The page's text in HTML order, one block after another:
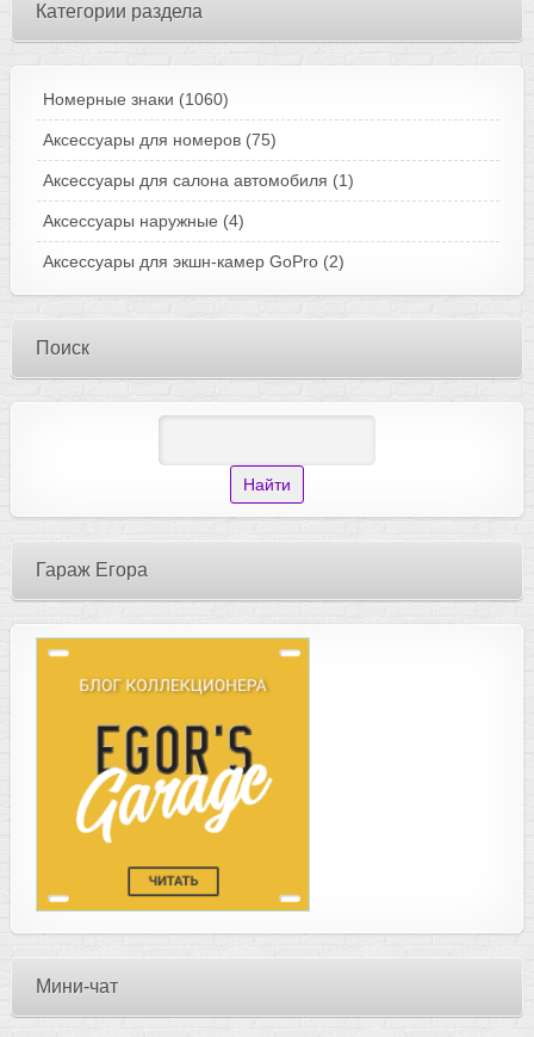
Категории раздела
Номерные знаки (1060)
Аксессуары для номеров (75)
Аксессуары для салона автомобиля (1)
Аксессуары наружные (4)
Аксессуары для экшн-камер GoPro (2)
Поиск
Гараж Егора
Мини-чат